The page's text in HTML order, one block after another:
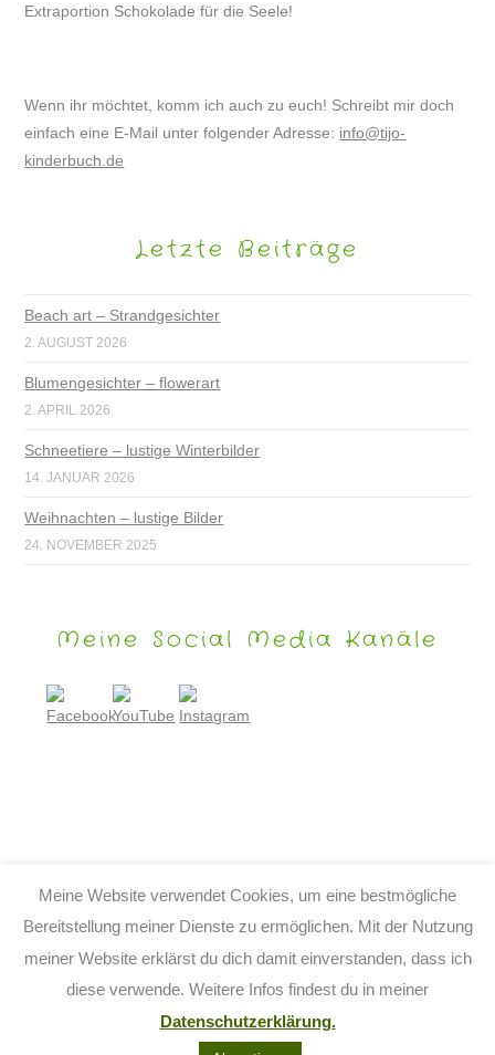
Extraportion Schokolade für die Seele!
Wenn ihr möchtet, komm ich auch zu euch! Schreibt mir doch
einfach eine E-Mail unter folgender Adresse: info@tijo-
kinderbuch.de
Letzte Beiträge
Beach art – Strandgesichter
2. AUGUST 2026
Blumengesichter – flowerart
2. APRIL 2026
Schneetiere – lustige Winterbilder
14. JANUAR 2026
Weihnachten – lustige Bilder
24. NOVEMBER 2025
Meine Social Media Kanäle
Meine Website verwendet Cookies, um eine bestmögliche
Bereitstellung meiner Dienste zu ermöglichen. Mit der Nutzung
meiner Website erklärst du dich damit einverstanden, dass ich
diese verwende. Weitere Infos findest du in meiner
Datenschutzerklärung.